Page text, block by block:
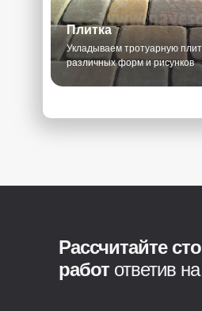
Плитка
Укладываем тротуарную
различных форм и рисунков
Рассчитайте
работ ответив